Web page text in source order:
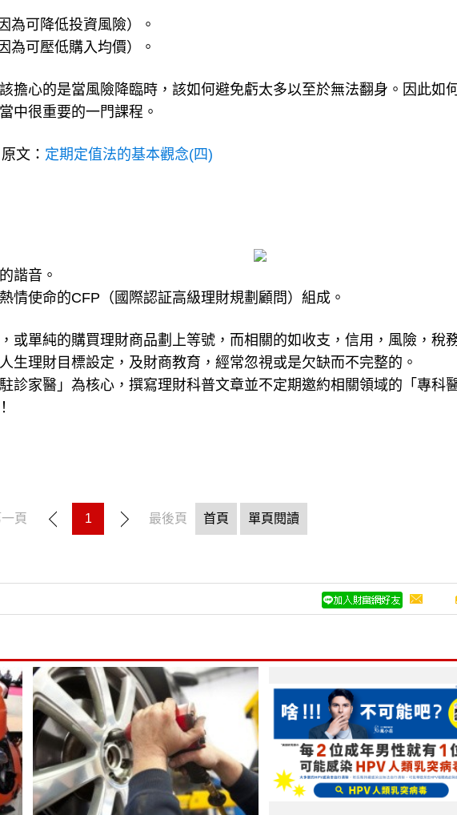
為可降低投資風險）。
為可壓低購入均價）。
擔心的是當風險降臨時，該如何避免虧太多以至於無法翻身。因此如
中很重要的一門課程。
文： 定期定值法的基本觀念(四)
諧音。
情使命的CFP（國際認証高級理財規劃顧問）組成。
或單純的購買理財商品劃上等號，而相關的如收支，信用，風險，稅
生理財目標設定，及財商教育，經常忽視或是欠缺而不完整的。
診家醫」為核心，撰寫理財科普文章並不定期邀約相關領域的「專科醫
頁 1 最後頁 首頁 單頁閱讀